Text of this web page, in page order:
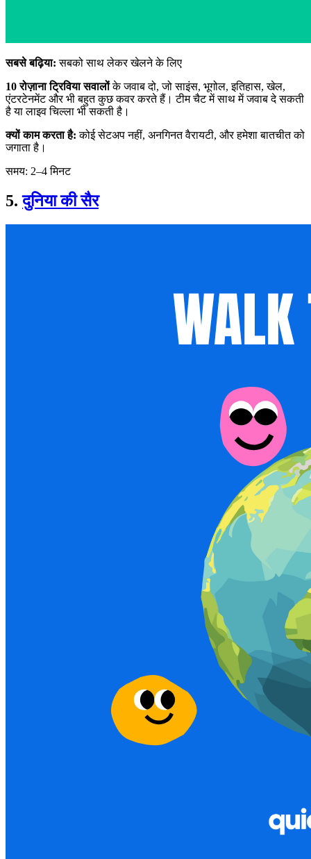
सबसे बढ़िया: सबको साथ लेकर खेलने के लिए
10 रोज़ाना ट्रिविया सवालोंके जवाब दो, जो साइंस, भूगोल, इतिहास, खेल,
एंटरटेनमेंट और भी बहुत कुछ कवर करते हैं। टीम चैट में साथ में जवाब दे सकती
है या लाइव चिल्ला भी सकती है।
क्यों काम करता है: कोई सेटअप नहीं, अनगिनत वैरायटी, और हमेशा बातचीत को
जगाता है।
समय: 2–4 मिनट
5.दुनिया की सैर